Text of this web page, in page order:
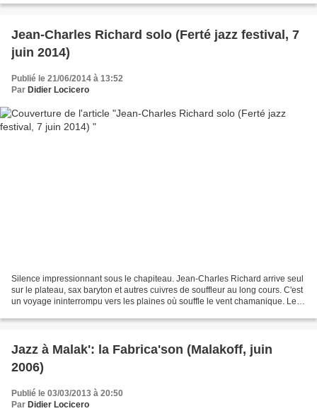
Jean-Charles Richard solo (Ferté jazz festival, 7
juin 2014)
Publié le 21/06/2014 à 13:52
Par Didier Locicero
Silence impressionnant sous le chapiteau. Jean-Charles Richard arrive seul
sur le plateau, sax baryton et autres cuivres de souffleur au long cours. C'est
un voyage ininterrompu vers les plaines où souffle le vent chamanique. Les
Jazz à Malak': la Fabrica'son (Malakoff, juin
2006)
Publié le 03/03/2013 à 20:50
Par Didier Locicero